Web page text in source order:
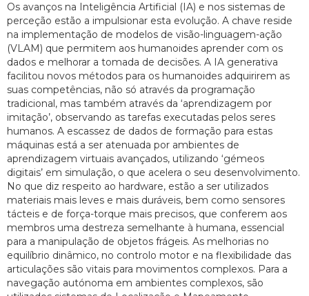
Os avanços na Inteligência Artificial (IA) e nos sistemas de
perceção estão a impulsionar esta evolução. A chave reside
na implementação de modelos de visão-linguagem-ação
(VLAM) que permitem aos humanoides aprender com os
dados e melhorar a tomada de decisões. A IA generativa
facilitou novos métodos para os humanoides adquirirem as
suas competências, não só através da programação
tradicional, mas também através da ‘aprendizagem por
imitação’, observando as tarefas executadas pelos seres
humanos. A escassez de dados de formação para estas
máquinas está a ser atenuada por ambientes de
aprendizagem virtuais avançados, utilizando ‘gémeos
digitais’ em simulação, o que acelera o seu desenvolvimento.
No que diz respeito ao hardware, estão a ser utilizados
materiais mais leves e mais duráveis, bem como sensores
tácteis e de força-torque mais precisos, que conferem aos
membros uma destreza semelhante à humana, essencial
para a manipulação de objetos frágeis. As melhorias no
equilíbrio dinâmico, no controlo motor e na flexibilidade das
articulações são vitais para movimentos complexos. Para a
navegação autónoma em ambientes complexos, são